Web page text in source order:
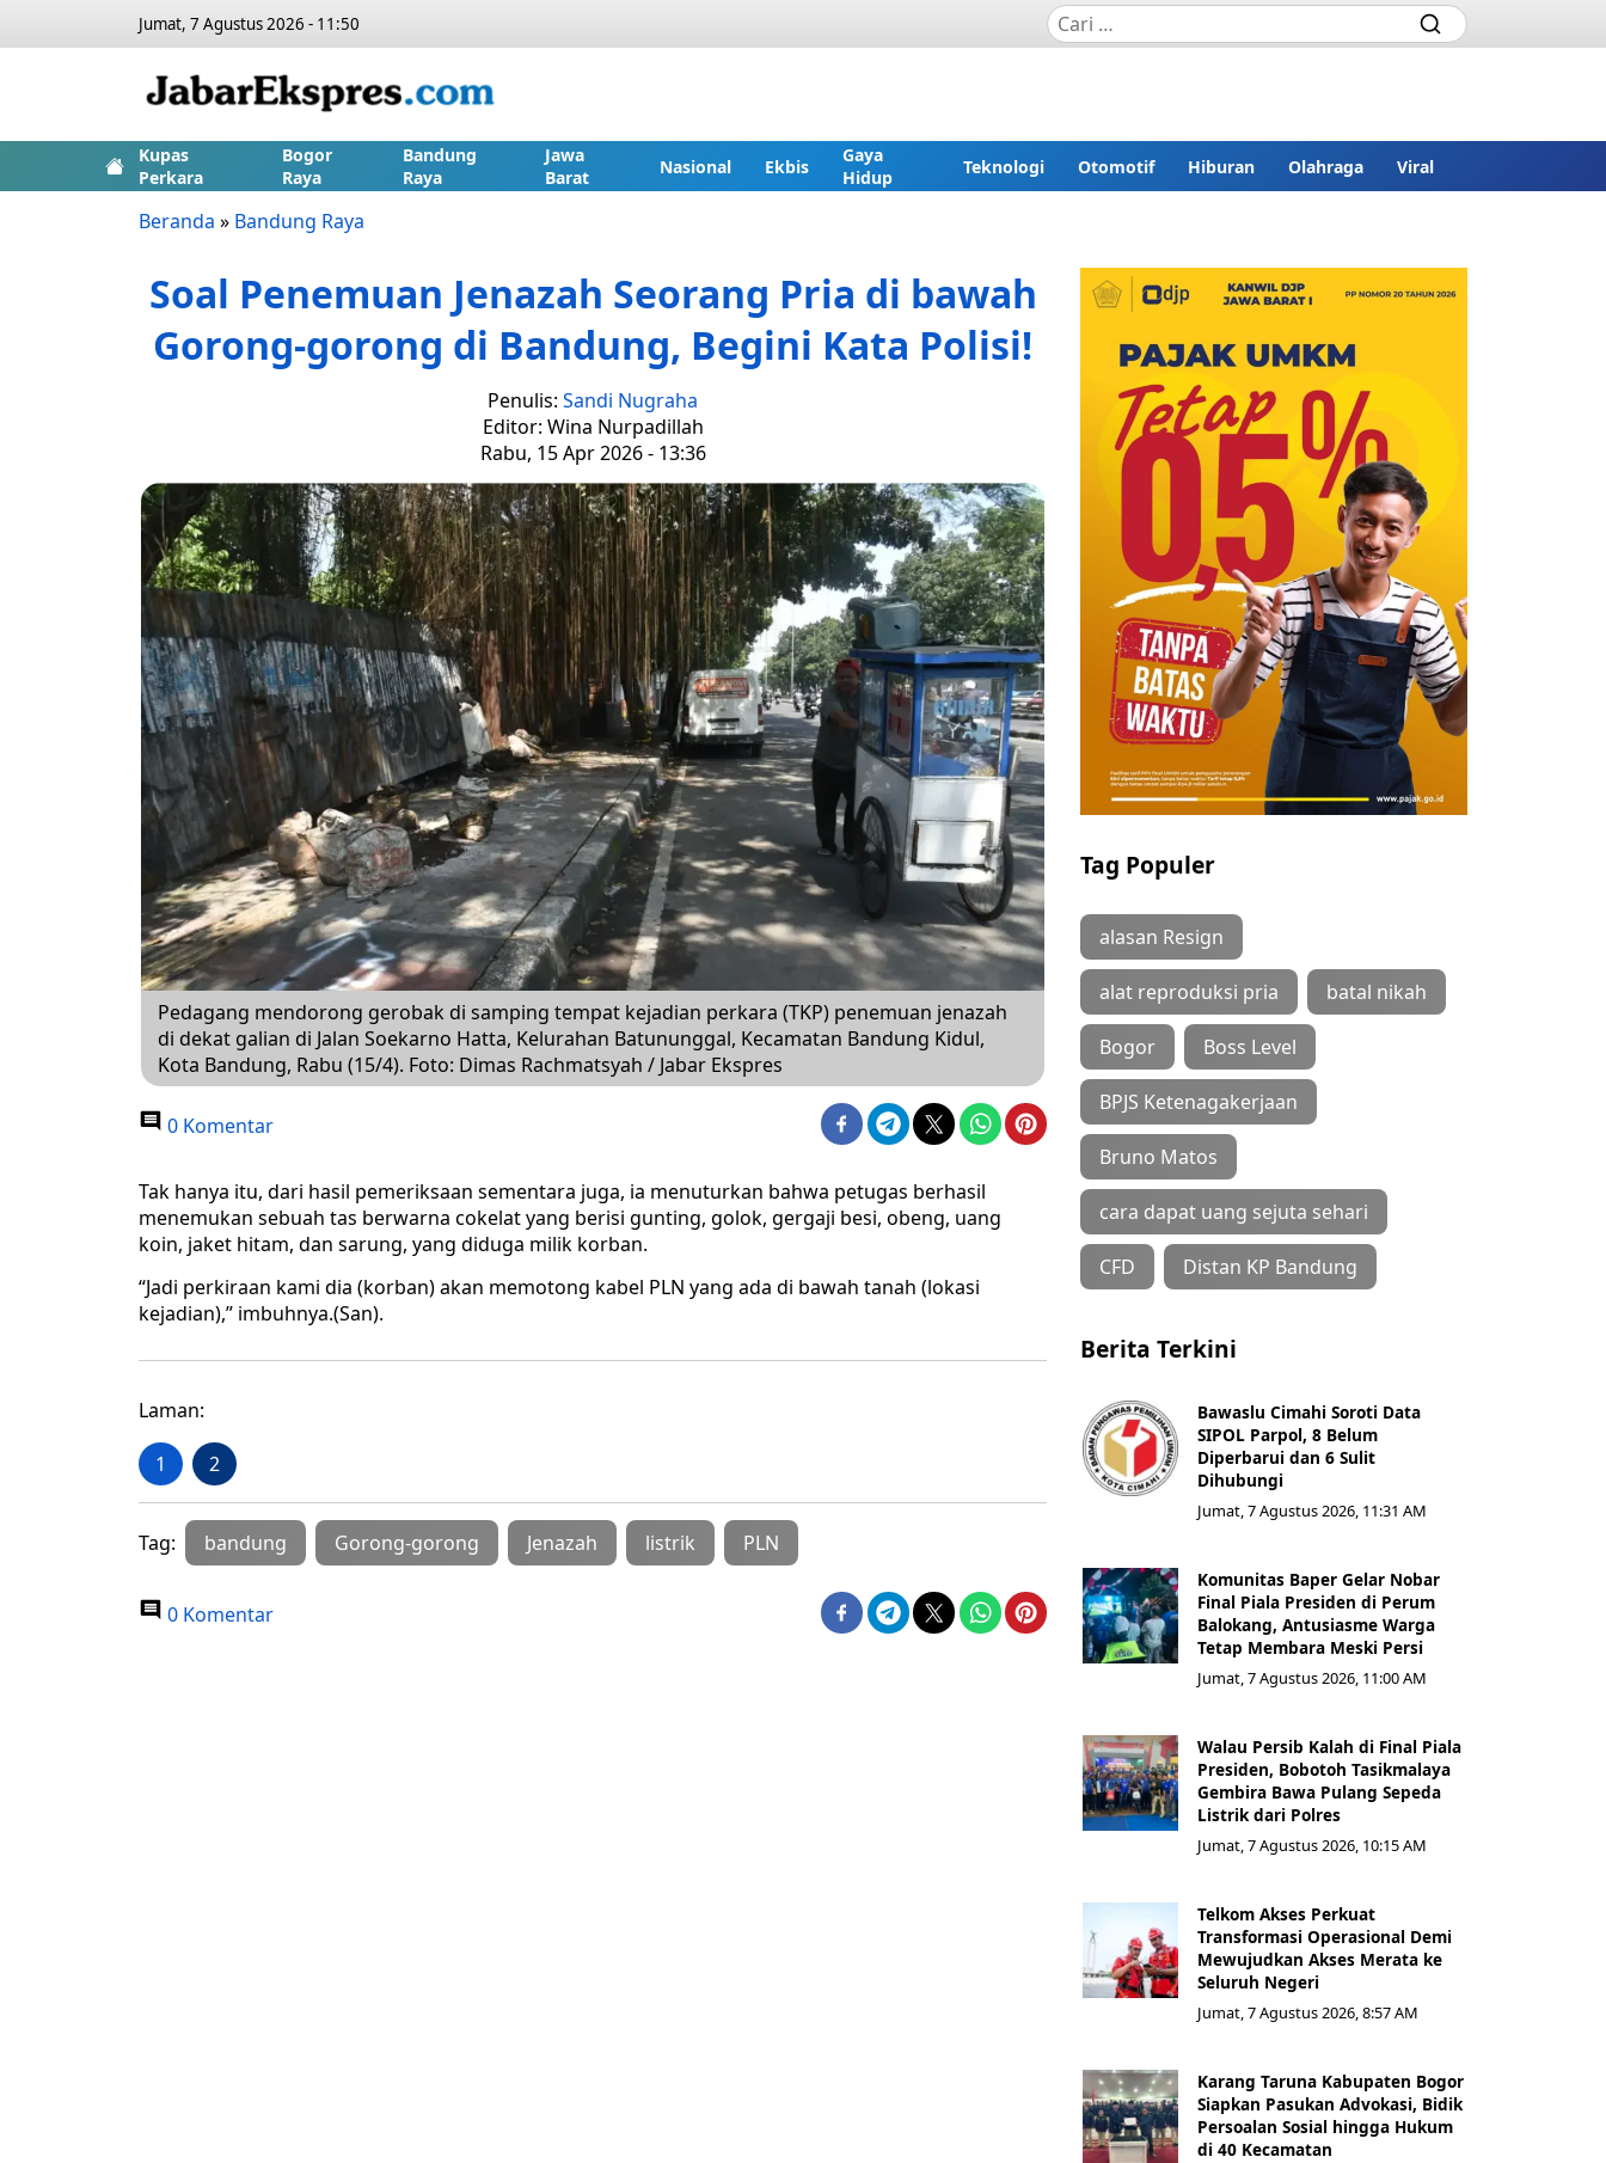
Jumat, 7 Agustus 2026 - 11:50
Kupas
Perkara
Bogor
Raya
Bandung
Raya
Jawa
Barat
Nasional Ekbis
Gaya
Hidup
Teknologi Otomotif Hiburan Olahraga Viral
Beranda » Bandung Raya
Soal Penemuan Jenazah Seorang Pria di bawah
Gorong-gorong di Bandung, Begini Kata Polisi!
Penulis: Sandi Nugraha
Editor: Wina Nurpadillah
Rabu, 15 Apr 2026 - 13:36
Pedagang mendorong gerobak di samping tempat kejadian perkara (TKP) penemuan jenazah
di dekat galian di Jalan Soekarno Hatta, Kelurahan Batununggal, Kecamatan Bandung Kidul,
Kota Bandung, Rabu (15/4). Foto: Dimas Rachmatsyah / Jabar Ekspres
0 Komentar
Tak hanya itu, dari hasil pemeriksaan sementara juga, ia menuturkan bahwa petugas berhasil
menemukan sebuah tas berwarna cokelat yang berisi gunting, golok, gergaji besi, obeng, uang
koin, jaket hitam, dan sarung, yang diduga milik korban.
“Jadi perkiraan kami dia (korban) akan memotong kabel PLN yang ada di bawah tanah (lokasi
kejadian),” imbuhnya.(San).
Laman:
1 2
Tag: bandung Gorong-gorong Jenazah listrik PLN
0 Komentar
Tag Populer
alasan Resign
alat reproduksi pria batal nikah
Bogor Boss Level
BPJS Ketenagakerjaan
Bruno Matos
cara dapat uang sejuta sehari
CFD Distan KP Bandung
Berita Terkini
Bawaslu Cimahi Soroti Data
SIPOL Parpol, 8 Belum
Diperbarui dan 6 Sulit
Dihubungi
Jumat, 7 Agustus 2026, 11:31 AM
Komunitas Baper Gelar Nobar
Final Piala Presiden di Perum
Balokang, Antusiasme Warga
Tetap Membara Meski Persi
Jumat, 7 Agustus 2026, 11:00 AM
Walau Persib Kalah di Final Piala
Presiden, Bobotoh Tasikmalaya
Gembira Bawa Pulang Sepeda
Listrik dari Polres
Jumat, 7 Agustus 2026, 10:15 AM
Telkom Akses Perkuat
Transformasi Operasional Demi
Mewujudkan Akses Merata ke
Seluruh Negeri
Jumat, 7 Agustus 2026, 8:57 AM
Karang Taruna Kabupaten Bogor
Siapkan Pasukan Advokasi, Bidik
Persoalan Sosial hingga Hukum
di 40 Kecamatan